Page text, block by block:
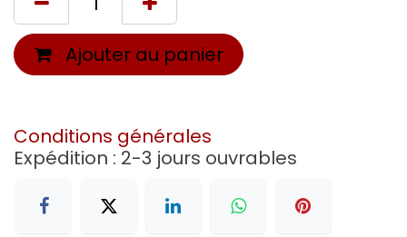
Ajouter au panier
Conditions générales
Expédition : 2-3 jours ouvrables